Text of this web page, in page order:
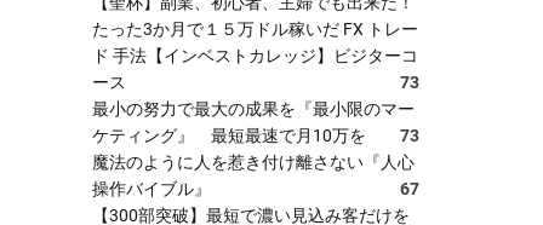
たった3か月で１５万ドル稼いだ FX トレー
ド 手法【インベストカレッジ】ビジターコ
ース
73
最小の努力で最大の成果を『最小限のマー
ケティング』 最短最速で月10万を
73
魔法のように人を惹き付け離さない『人心
操作バイブル』
67
【300部突破】最短で濃い見込み客だけを